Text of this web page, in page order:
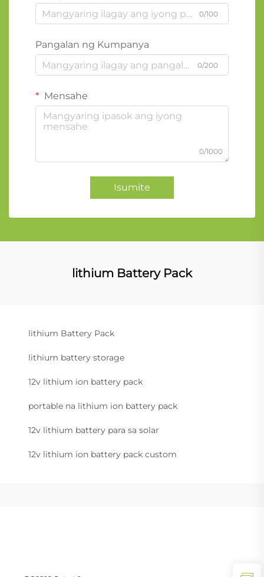
0/100
Pangalan ng Kumpanya
0/200
Mensahe
0/1000
Isumite
lithium Battery Pack
lithium Battery Pack
lithium battery storage
12v lithium ion battery pack
portable na lithium ion battery pack
12v lithium battery para sa solar
12v lithium ion battery pack custom